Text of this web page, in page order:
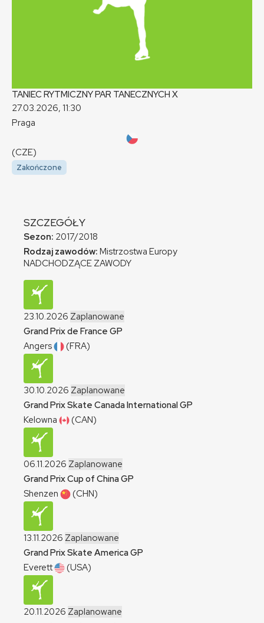
TANIEC RYTMICZNY PAR TANECZNYCH X
27.03.2026, 11:30
Praga
(CZE)
Zakończone
SZCZEGÓŁY
Sezon: 2017/2018
Rodzaj zawodów: Mistrzostwa Europy
NADCHODZĄCE ZAWODY
23.10.2026 Zaplanowane
Grand Prix de France GP
Angers
(FRA)
30.10.2026 Zaplanowane
Grand Prix Skate Canada InternationalGP
Kelowna
(CAN)
06.11.2026 Zaplanowane
Grand Prix Cup of ChinaGP
Shenzen
(CHN)
13.11.2026 Zaplanowane
Grand Prix Skate AmericaGP
Everett
(USA)
20.11.2026 Zaplanowane